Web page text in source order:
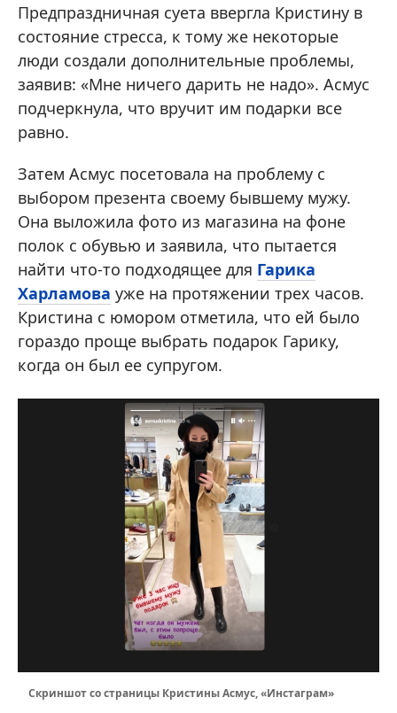
Предпраздничная суета ввергла Кристину в
состояние стресса, к тому же некоторые
люди создали дополнительные проблемы,
заявив: «Мне ничего дарить не надо». Асмус
подчеркнула, что вручит им подарки все
равно.
Затем Асмус посетовала на проблему с
выбором презента своему бывшему мужу.
Она выложила фото из магазина на фоне
полок с обувью и заявила, что пытается
найти что-то подходящее для Гарика
Харламова уже на протяжении трех часов.
Кристина с юмором отметила, что ей было
гораздо проще выбрать подарок Гарику,
когда он был ее супругом.
Скриншот со страницы Кристины Асмус, «Инстаграм»